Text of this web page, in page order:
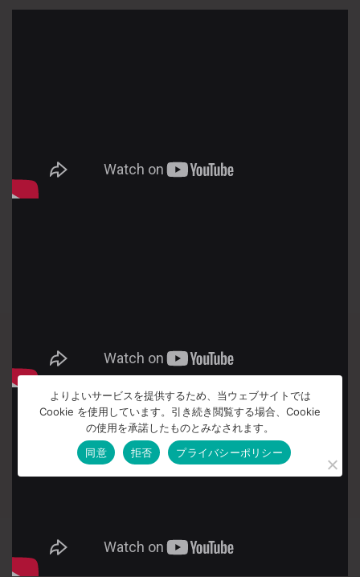
よりよいサービスを提供するため、当ウェブサイトでは
Cookie を使用しています。引き続き閲覧する場合、Cookie
の使用を承諾したものとみなされます。
同意
拒否 プライバシーポリシー